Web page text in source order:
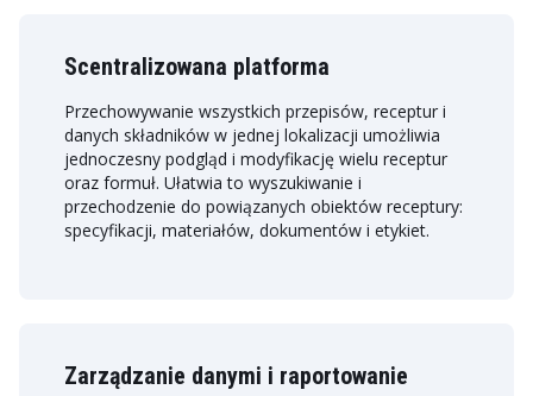
Scentralizowana platforma
Przechowywanie wszystkich przepisów, receptur i
danych składników w jednej lokalizacji umożliwia
jednoczesny podgląd i modyfikację wielu receptur
oraz formuł. Ułatwia to wyszukiwanie i
przechodzenie do powiązanych obiektów receptury:
specyfikacji, materiałów, dokumentów i etykiet.
Zarządzanie danymi i raportowanie